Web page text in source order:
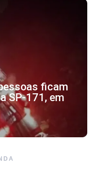
ficam
SP-171, em